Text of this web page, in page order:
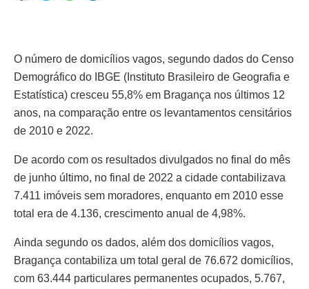
O número de domicílios vagos, segundo dados do Censo
Demográfico do IBGE (Instituto Brasileiro de Geografia e
Estatística) cresceu 55,8% em Bragança nos últimos 12
anos, na comparação entre os levantamentos censitários
de 2010 e 2022.
De acordo com os resultados divulgados no final do mês
de junho último, no final de 2022 a cidade contabilizava
7.411 imóveis sem moradores, enquanto em 2010 esse
total era de 4.136, crescimento anual de 4,98%.
Ainda segundo os dados, além dos domicílios vagos,
Bragança contabiliza um total geral de 76.672 domicílios,
com 63.444 particulares permanentes ocupados, 5.767,